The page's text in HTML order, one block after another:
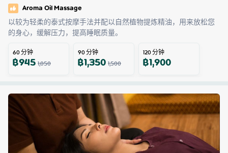
Aroma Oil Massage
以较为轻柔的泰式按摩手法并配以自然植物提炼精油，用来放松您
的身心，缓解压力，提高睡眠质量。
60分钟
฿9451,050
90分钟
฿1,3501,500
120分钟
฿1,900